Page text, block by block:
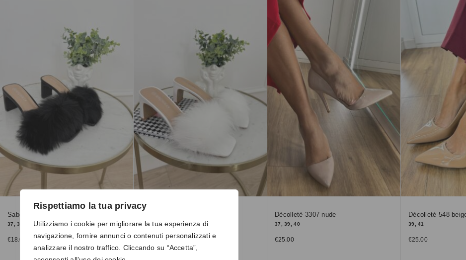
Rispettiamo la tua privacy
Utilizziamo i cookie per migliorare la tua esperienza di
navigazione, fornire annunci o contenuti personalizzati e
analizzare il nostro traffico. Cliccando su “Accetta”,
Sabot 185 nero
37, 38, 39
€18.00
40
€18.00
Dècolletè 3307 nude
37, 39, 40
€25.00
Dècolletè 548
39, 41
€25.00